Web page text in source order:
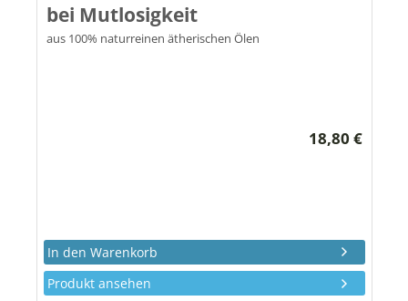
bei Mutlosigkeit
aus 100% naturreinen ätherischen Ölen
18,80 €
Produkt ansehen